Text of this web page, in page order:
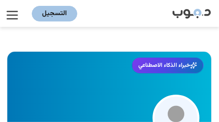
التسجيل
خبراء الذكاء الاصطناعي